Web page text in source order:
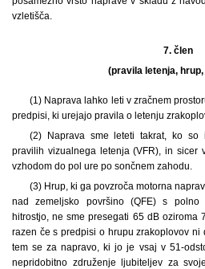
vzletišča.
7. člen
(pravila letenja,
(1) Naprava lahko leti v zračnem
predpisi, ki urejajo pravila o letenju
(2) Naprava sme leteti takrat, ko
pravilih vizualnega letenja (VFR), in sicer
vzhodom do pol ure po sončnem zahodu.
(3) Hrup, ki ga povzroča motorna
nad zemeljsko površino (QFE) s polno
hitrostjo, ne sme presegati 65 dB oziroma
razen če s predpisi o hrupu zrakoplovov ni
tem se za napravo, ki jo je vsaj v 51-
nepridobitno združenje ljubiteljev za